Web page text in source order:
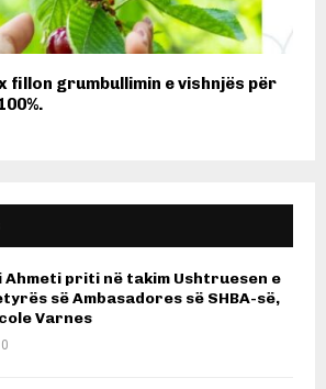
fillon grumbullimin e vishnjës për
Ahmeti priti në takim Ushtruesen e
së Ambasadores së SHBA-së,
Varnes
0